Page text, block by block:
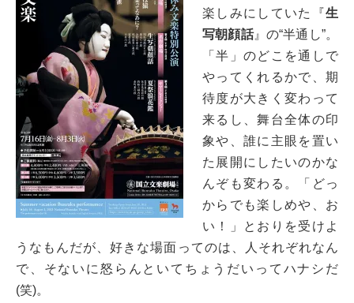
楽しみにしていた『生
写朝顔話』の“半通し”。
「半」のどこを通しで
やってくれるかで、期
待度が大きく変わって
来るし、舞台全体の印
象や、誰に主眼を置い
た展開にしたいのかな
んぞも変わる。「どっ
からでも楽しめや、お
い！」とおりを受けよ
うなもんだが、好きな場面ってのは、人それぞれなん
で、そないに怒らんといてちょうだいってハナシだ
(笑)。